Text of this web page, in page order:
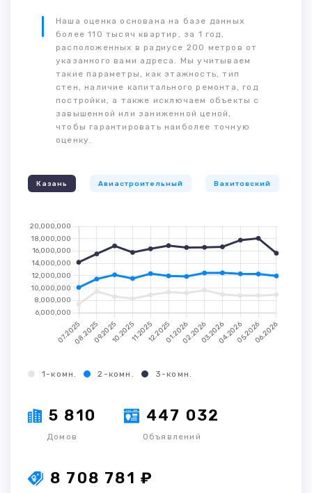
Наша оценка основана на базе данных
более 110 тысяч квартир, за 1 год,
расположенных в радиусе 200 метров от
указанного вами адреса. Мы учитываем
такие параметры, как этажность, тип
стен, наличие капитального ремонта, год
постройки, а также исключаем объекты с
завышенной или заниженной ценой,
чтобы гарантировать наиболее точную
оценку.
Казань Авиастроительный Вахитовский
1-комн. 2-комн. 3-комн.
5 810
Домов
447 032
Объявлений
8 708 781 ₽